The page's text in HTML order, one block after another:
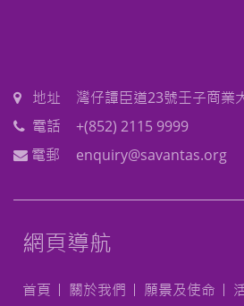
地址
灣仔譚臣道23號壬子商業
電話
+(852) 2115 9999
電郵
enquiry@savantas.org
網頁導航
首頁 關於我們 願景及使命